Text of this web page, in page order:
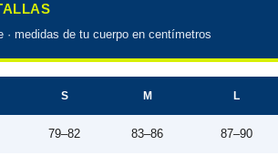
· medidas de tu cuerpo en centímetros
S M L
79–82 83–86 87–90